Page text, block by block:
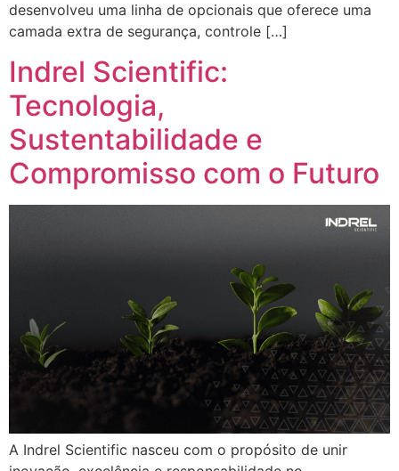
desenvolveu uma linha de opcionais que oferece uma
camada extra de segurança, controle […]
Indrel Scientific:
Tecnologia,
Sustentabilidade e
Compromisso com o Futuro
A Indrel Scientific nasceu com o propósito de unir